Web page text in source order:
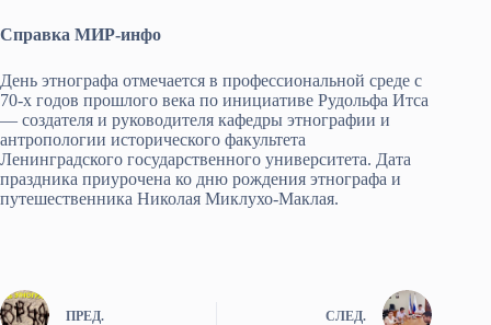
Справка МИР-инфо
День этнографа отмечается в профессиональной среде с
70-х годов прошлого века по инициативе Рудольфа Итса
— создателя и руководителя кафедры этнографии и
антропологии исторического факультета
Ленинградского государственного университета. Дата
праздника приурочена ко дню рождения этнографа и
путешественника Николая Миклухо-Маклая.
ПРЕД. СЛЕД.